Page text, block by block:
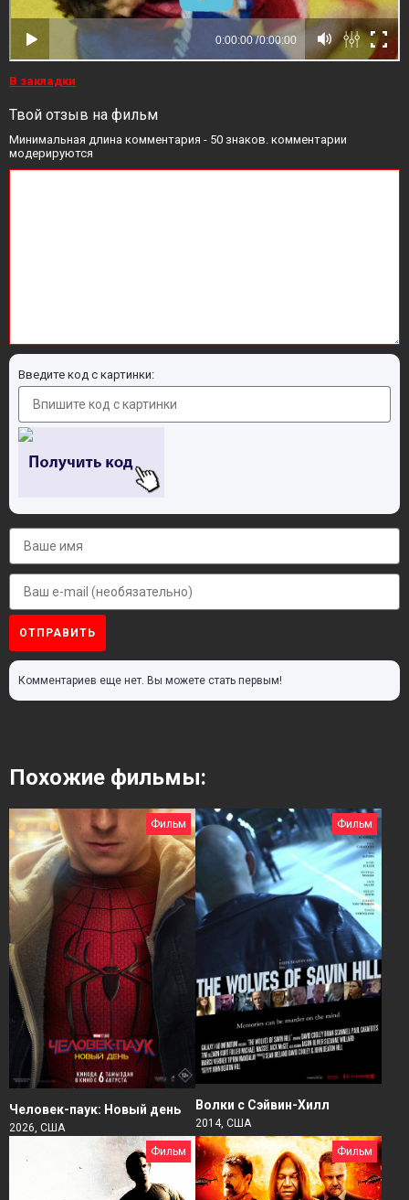
В закладки
Твой отзыв на фильм
Минимальная длина комментария - 50 знаков. комментарии
модерируются
Введите код с картинки:
ОТПРАВИТЬ
Комментариев еще нет. Вы можете стать первым!
Похожие фильмы:
Фильм
Человек-паук: Новый день
2026, США
Фильм
Волки с Сэйвин-Хилл
2014, США
Фильм Фильм